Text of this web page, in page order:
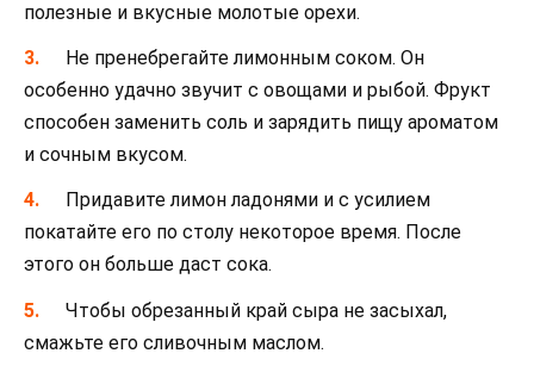
полезные и вкусные молотые орехи.
Не пренебрегайте лимонным соком. Он
особенно удачно звучит с овощами и рыбой. Фрукт
способен заменить соль и зарядить пищу ароматом
и сочным вкусом.
Придавите лимон ладонями и с усилием
покатайте его по столу некоторое время. После
этого он больше даст сока.
Чтобы обрезанный край сыра не засыхал,
смажьте его сливочным маслом.